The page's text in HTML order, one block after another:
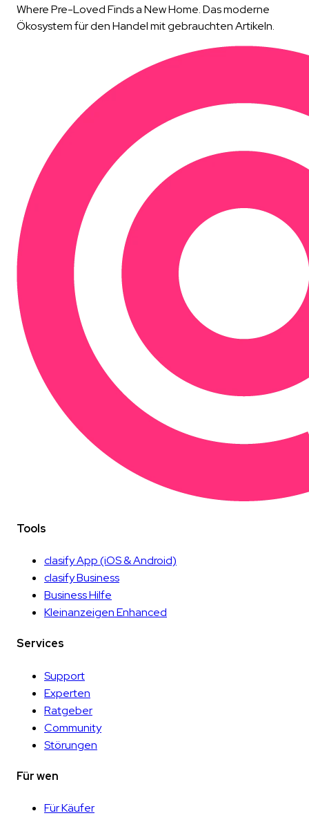
Where Pre-Loved Finds a New Home. Das moderne
Ökosystem für den Handel mit gebrauchten Artikeln.
Tools
clasify App(iOS & Android)
clasify Business
Business Hilfe
Kleinanzeigen Enhanced
Services
Support
Experten
Ratgeber
Community
Störungen
Für wen
Für Käufer